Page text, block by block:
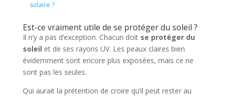
solaire ?
Est-ce vraiment utile de se protéger du soleil ?
Il n’y a pas d’exception. Chacun doit se protéger du
soleil et de ses rayons UV. Les peaux claires bien
évidemment sont encore plus exposées, mais ce ne
sont pas les seules.
Qui aurait la prétention de croire qu’il peut rester au